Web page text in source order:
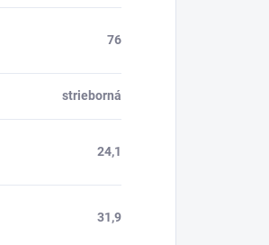
76
strieborná
24,1
31,9